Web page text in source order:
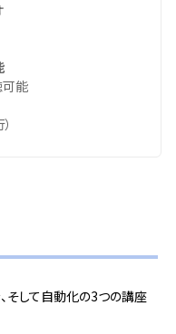
可能
そして自動化の3つの講座